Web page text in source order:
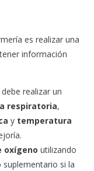
es realizar una
información
debe realizar un
respiratoria,
y temperatura
oxígeno utilizando
si la